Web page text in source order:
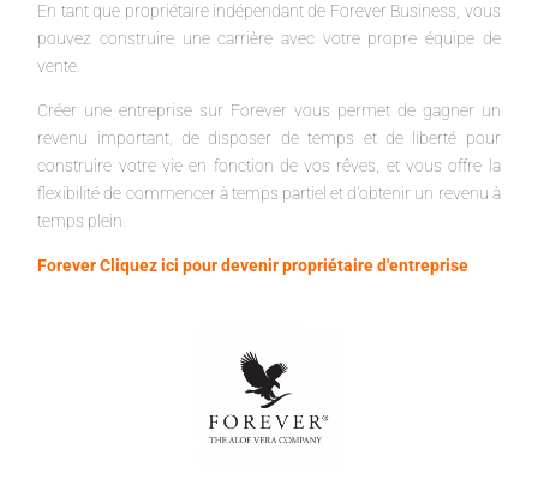
En tant que propriétaire indépendant de Forever Business, vous
pouvez construire une carrière avec votre propre équipe de
vente.
Créer une entreprise sur Forever vous permet de gagner un
revenu important, de disposer de temps et de liberté pour
construire votre vie en fonction de vos rêves, et vous offre la
flexibilité de commencer à temps partiel et d'obtenir un revenu à
temps plein.
Forever Cliquez ici pour devenir propriétaire d'entreprise